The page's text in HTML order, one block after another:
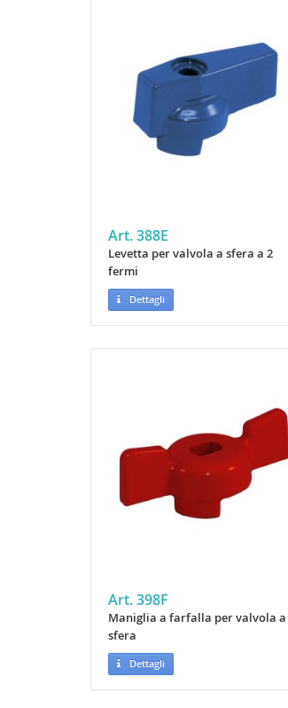
Art. 388E
Levetta per valvola a sfera a 2
fermi
Dettagli
Art. 398F
Maniglia a farfalla per valvola a
sfera
Dettagli